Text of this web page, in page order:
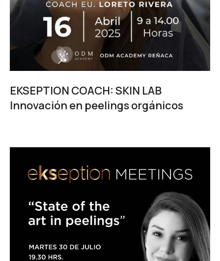
EKSEPTION COACH: SKIN LAB
Innovación en peelings orgánicos